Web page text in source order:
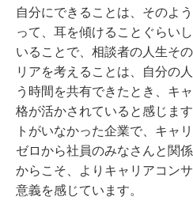
自分にできることは、そのよ
って、耳を傾けることぐらい
いることで、相談者の人生そ
リアを考えることは、自分の
う時間を共有できたとき、キ
格が活かされていると感じま
トがいなかった企業で、キャ
ゼロから社員のみなさんと関
からこそ、よりキャリアコン
意義を感じています。